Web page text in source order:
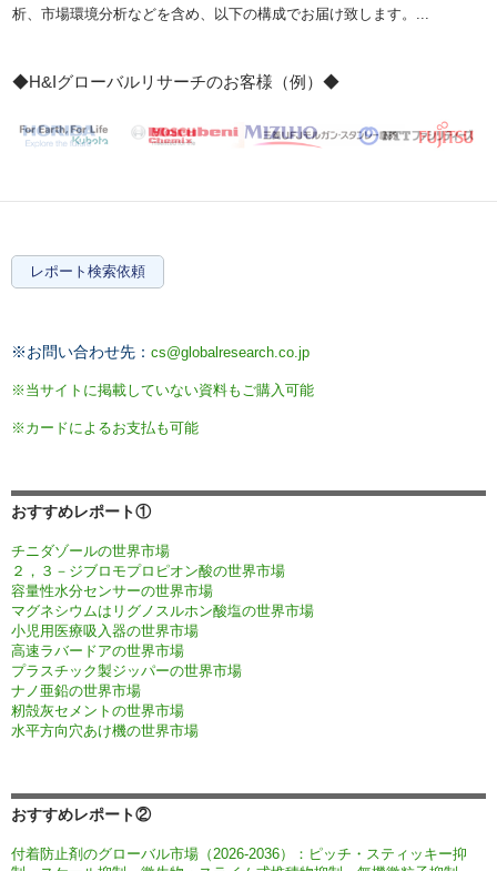
析、市場環境分析などを含め、以下の構成でお届け致します。...
◆H&Iグローバルリサーチのお客様（例）◆
レポート検索依頼
※お問い合わせ先： cs@globalresearch.co.jp
※当サイトに掲載していない資料もご購入可能
※カードによるお支払も可能
おすすめレポート①
チニダゾールの世界市場
２，３－ジブロモプロピオン酸の世界市場
容量性水分センサーの世界市場
マグネシウムはリグノスルホン酸塩の世界市場
小児用医療吸入器の世界市場
高速ラバードアの世界市場
プラスチック製ジッパーの世界市場
ナノ亜鉛の世界市場
籾殻灰セメントの世界市場
水平方向穴あけ機の世界市場
おすすめレポート②
付着防止剤のグローバル市場（2026-2036）：ピッチ・スティッキー抑